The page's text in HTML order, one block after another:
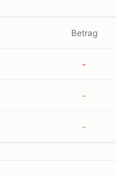
Betrag
-
-
-